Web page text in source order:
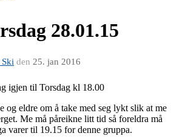
28.01.15
den 25. jan 2016
igjen til Torsdag kl 18.00
og eldre om å take med seg lykt slik at me
Me må påreikne litt tid så foreldra må
varer til 19.15 for denne gruppa.